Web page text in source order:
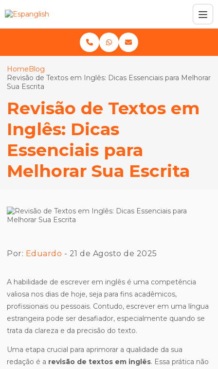
HomeBlog
Revisão de Textos em Inglês: Dicas Essenciais para Melhorar
Sua Escrita
Revisão de Textos em
Inglês: Dicas
Essenciais para
Melhorar Sua Escrita
Por: Eduardo - 21 de Agosto de 2025
A habilidade de escrever em inglês é uma competência
valiosa nos dias de hoje, seja para fins acadêmicos,
profissionais ou pessoais. Contudo, escrever em uma língua
estrangeira pode ser desafiador, especialmente quando se
trata da clareza e da precisão do texto.
Uma etapa crucial para aprimorar a qualidade da sua
redação é a revisão de textos em inglês. Essa prática não